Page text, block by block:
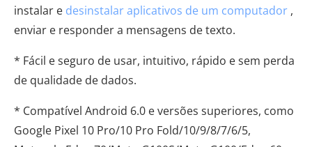
instalar e desinstalar aplicativos de um computador ,
enviar e responder a mensagens de texto.
* Fácil e seguro de usar, intuitivo, rápido e sem perda
de qualidade de dados.
* Compatível Android 6.0 e versões superiores, como
Google Pixel 10 Pro/10 Pro Fold/10/9/8/7/6/5,